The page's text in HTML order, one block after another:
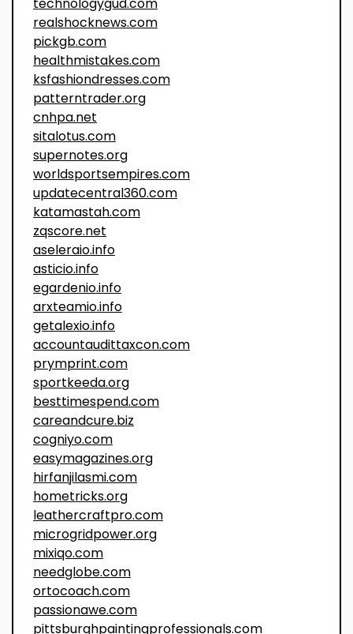
technologygud.com
realshocknews.com
pickgb.com
healthmistakes.com
ksfashiondresses.com
patterntrader.org
cnhpa.net
sitalotus.com
supernotes.org
worldsportsempires.com
updatecentral360.com
katamastah.com
zqscore.net
aseleraio.info
asticio.info
egardenio.info
arxteamio.info
getalexio.info
accountaudittaxcon.com
prymprint.com
sportkeeda.org
besttimespend.com
careandcure.biz
cogniyo.com
easymagazines.org
hirfanjilasmi.com
hometricks.org
leathercraftpro.com
microgridpower.org
mixiqo.com
needglobe.com
ortocoach.com
passionawe.com
pittsburghpaintingprofessionals.com